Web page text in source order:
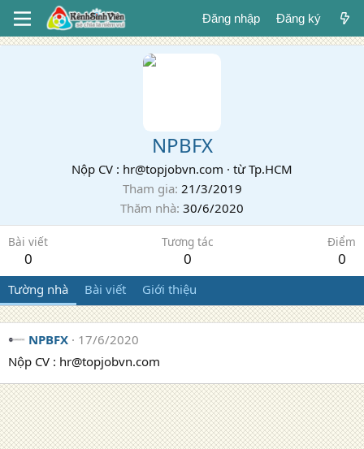
Đăng nhập Đăng ký
NPBFX
Nộp CV : hr@topjobvn.com · từTp.HCM
Tham gia 21/3/2019
Thăm nhà 30/6/2020
Bài viết
0
Tương tác
0
Điểm
0
Tường nhà Bài viết Giới thiệu
NPBFX
17/6/2020
Nộp CV : hr@topjobvn.com